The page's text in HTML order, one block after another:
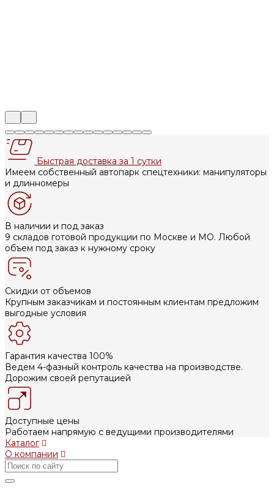
Быстрая доставка за 1 сутки
Имеем собственный автопарк спецтехники: манипуляторы
и длинномеры
В наличии и под заказ
9 складов готовой продукции по Москве и МО. Любой
объем под заказ к нужному сроку
Скидки от объемов
Крупным заказчикам и постоянным клиентам предложим
выгодные условия
Гарантия качества 100%
Ведем 4-фазный контроль качества на производстве.
Дорожим своей репутацией
Доступные цены
Работаем напрямую с ведущими производителями
Каталог
О компании